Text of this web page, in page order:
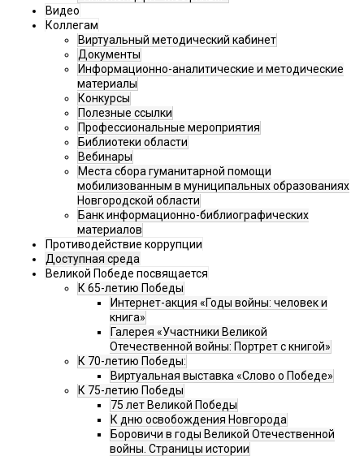
Видео
Коллегам
Виртуальный методический кабинет
Документы
Информационно-аналитические и методические
материалы
Конкурсы
Полезные ссылки
Профессиональные мероприятия
Библиотеки области
Вебинары
Места сбора гуманитарной помощи
мобилизованным в муниципальных образованиях
Новгородской области
Банк информационно-библиографических
материалов
Противодействие коррупции
Доступная среда
Великой Победе посвящается
К 65-летию Победы
Интернет-акция «Годы войны: человек и
книга»
Галерея «Участники Великой
Отечественной войны: Портрет с книгой»
К 70-летию Победы:
Виртуальная выставка «Слово о Победе»
К 75-летию Победы
75 лет Великой Победы
К дню освобождения Новгорода
Боровичи в годы Великой Отечественной
войны. Страницы истории